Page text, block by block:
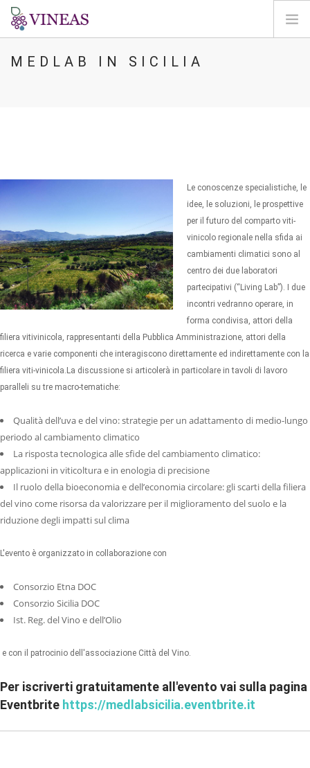
PÁGINA INICIAL
MEDLAB IN SICILIA
Le conoscenze specialistiche, le
idee, le soluzioni, le prospettive
per il futuro del comparto viti-
vinicolo regionale nella sfida ai
cambiamenti climatici sono al
centro dei due laboratori
partecipativi (“Living Lab”). I due
incontri vedranno operare, in
forma condivisa, attori della
filiera vitivinicola, rappresentanti della Pubblica Amministrazione, attori della
ricerca e varie componenti che interagiscono direttamente ed indirettamente con la
filiera viti-vinicola.La discussione si articolerà in particolare in tavoli di lavoro
paralleli su tre macro-tematiche:
Qualità dell’uva e del vino: strategie per un adattamento di medio-lungo
periodo al cambiamento climatico
La risposta tecnologica alle sfide del cambiamento climatico:
applicazioni in viticoltura e in enologia di precisione
Il ruolo della bioeconomia e dell’economia circolare: gli scarti della filiera
del vino come risorsa da valorizzare per il miglioramento del suolo e la
riduzione degli impatti sul clima
L'evento è organizzato in collaborazione con
Consorzio Etna DOC
Consorzio Sicilia DOC
Ist. Reg. del Vino e dell’Olio
e con il patrocinio dell'associazione Città del Vino.
Per iscriverti gratuitamente all'evento vai sulla pagina
Eventbrite https://medlabsicilia.eventbrite.it